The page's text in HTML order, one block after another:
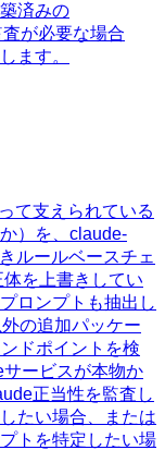
済みの
が必要な場合
ます。
て支えられている
）を、claude-
ルールベースチェ
を上書きしてい
ロンプトも抽出し
の追加パッケー
ドポイントを検
ービスが本物か
正当性を監査し
たい場合、または
トを特定したい場